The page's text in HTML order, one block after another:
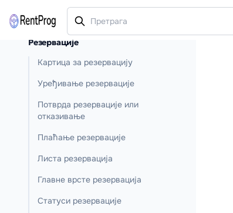
Резервације
Картица за резервацију
Уређивање резервације
Потврда резервације или
отказивање
Плаћање резервације
Листа резервација
Главне врсте резервација
Статуси резервације